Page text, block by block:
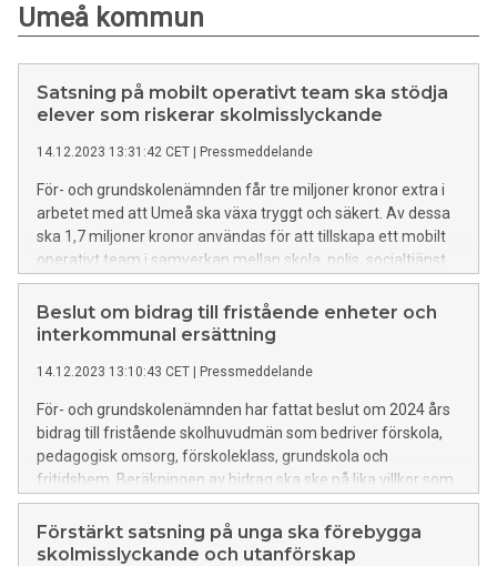
Umeå kommun
Satsning på mobilt operativt team ska stödja
elever som riskerar skolmisslyckande
14.12.2023 13:31:42 CET Pressmeddelande
För- och grundskolenämnden får tre miljoner kronor extra i
arbetet med att Umeå ska växa tryggt och säkert. Av dessa
ska 1,7 miljoner kronor användas för att tillskapa ett mobilt
operativt team i samverkan mellan skola, polis, socialtjänst
och fritid. Teamets förebyggande arbete ska riktas till elever
i årskurs 4–6 som riskerar att ha problematisk skolfrånvaro,
låg måluppfyllelse och eventuellt normbrytande beteende. I
gymnasiet.
Beslut om bidrag till fristående enheter och
interkommunal ersättning
14.12.2023 13:10:43 CET Pressmeddelande
För- och grundskolenämnden har fattat beslut om 2024 års
bidrag till fristående skolhuvudmän som bedriver förskola,
pedagogisk omsorg, förskoleklass, grundskola och
fritidshem. Beräkningen av bidrag ska ske på lika villkor som
kommunen tillämpar vid fördelning av resurser till den
kommunala verksamheten. Nämnden har också fattat
beslut om 2024 års interkommunala ersättning för barn som
Förstärkt satsning på unga ska förebygga
skolmisslyckande och utanförskap